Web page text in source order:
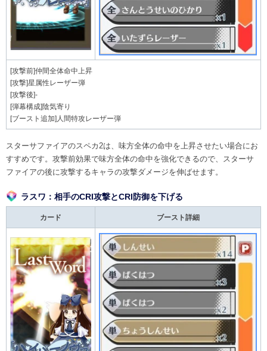
[攻撃前]仲間全体命中上昇
[攻撃]星属性レーザー弾
[攻撃後]-
[弾幕構成]陰気寄り
[ブースト追加]人間特攻レーザー弾
スターサファイアのスペカ2は、味方全体の命中を上昇させたい場合にお
すすめです。攻撃前効果で味方全体の命中を強化できるので、スターサ
ファイアの後に攻撃するキャラの攻撃ダメージを伸ばせます。
ラスワ：相手のCRI攻撃とCRI防御を下げる
カード ブースト詳細